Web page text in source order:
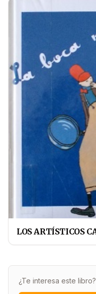
LOS ARTÍSTICOS
¿Te interesa este libro?